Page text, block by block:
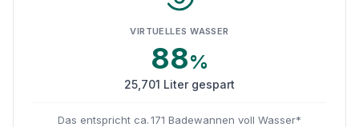
VIRTUELLES WASSER
88%
25,701 Liter gespart
Das entspricht ca. 171 Badewannen voll Wasser*